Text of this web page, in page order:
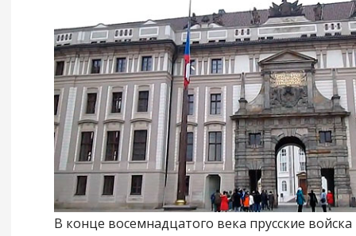
В конце восемнадцатого века прусские